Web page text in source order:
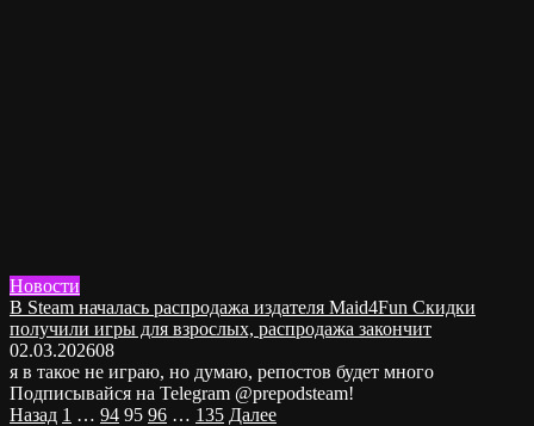
Новости
В Steam началась распродажа издателя Maid4Fun Скидки
получили игры для взрослых, распродажа закончит
02.03.202608
я в такое не играю, но думаю, репостов будет много
Подписывайся на Telegram @prepodsteam!
Пагинация
Назад 1 … 94 95 96 … 135 Далее